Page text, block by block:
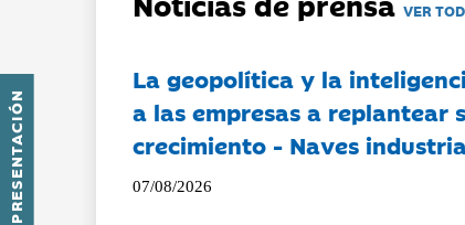
PRESENTACIÓN
VER
La geopolítica y la
a las empresas a replantear
crecimiento - Naves
07/08/2026